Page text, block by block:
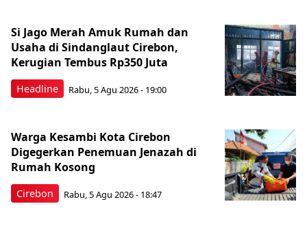
Headline
Si Jago Merah Amuk Rumah dan
Usaha di Sindanglaut Cirebon,
Kerugian Tembus Rp350 Juta
Rabu, 5 Agu 2026 - 19:00
Cirebon
Warga Kesambi Kota Cirebon
Digegerkan Penemuan Jenazah di
Rumah Kosong
Rabu, 5 Agu 2026 - 18:47